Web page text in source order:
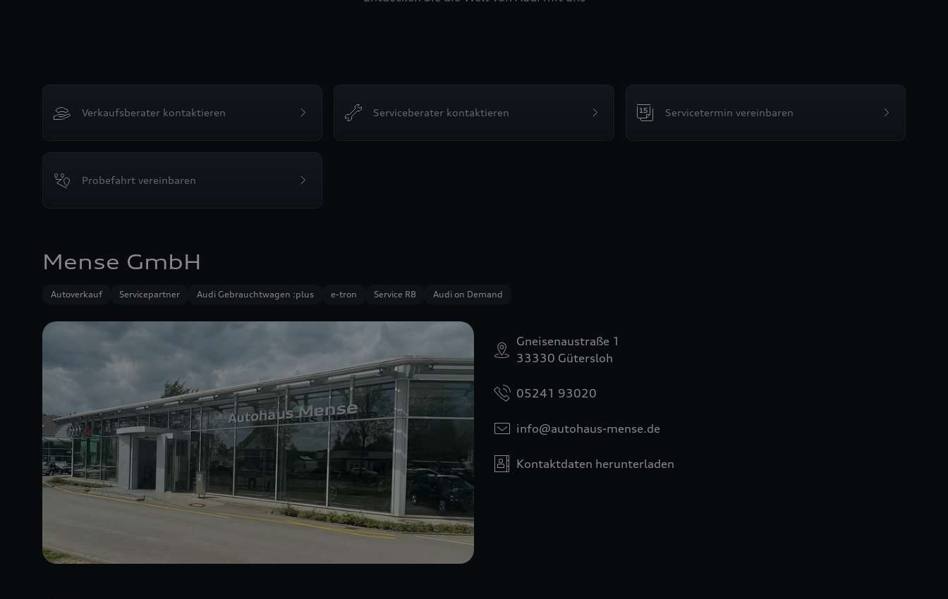
Verkaufsberater kontaktieren Serviceberater kontaktieren Servicetermin vereinbaren
Probefahrt vereinbaren
Mense GmbH
Autoverkauf Servicepartner Audi Gebrauchtwagen :plus e-tron Service R8 Audi on Demand
Gneisenaustraße 1
33330 Gütersloh
05241 93020
info@autohaus-mense.de
Kontaktdaten herunterladen